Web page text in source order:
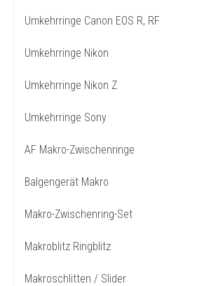
Umkehrringe Canon EOS R, RF
Umkehrringe Nikon
Umkehrringe Nikon Z
Umkehrringe Sony
AF Makro-Zwischenringe
Balgengerät Makro
Makro-Zwischenring-Set
Makroblitz Ringblitz
Makroschlitten / Slider